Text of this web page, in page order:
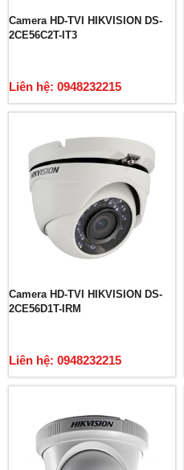
Camera HD-TVI HIKVISION DS-
2CE56C2T-IT3
Liên hệ: 0948232215
Camera HD-TVI HIKVISION DS-
2CE56D1T-IRM
Liên hệ: 0948232215